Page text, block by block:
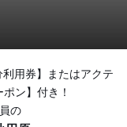
用券】またはアクテ
ン】付き！
の